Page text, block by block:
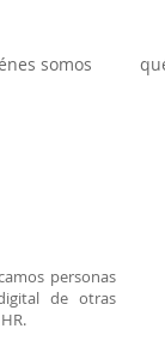
somos
personas
de otras